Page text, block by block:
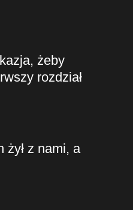
żeby
rozdział
żył z nami, a